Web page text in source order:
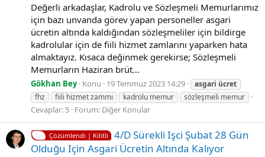
Değerli arkadaşlar, Kadrolu ve Sözleşmeli Memurlarımız
için bazı unvanda görev yapan personeller asgari
ücretin altında kaldığından sözleşmeliler için bildirge
kadrolular için de fiili hizmet zamlarını yaparken hata
almaktayız. Kısaca değinmek gerekirse; Sözleşmeli
Memurların Haziran brüt...
Gökhan Bey Konu 19 Temmuz 2023 14:29 asgari ücret
fhz
fiili hizmet zammı kadrolu memur sözleşmeli memur
Cevaplar: 5 Forum: Diğer Konular
Çözümlendi | Kilitli
4/D Sürekli Işci Şubat 28 Gün
Olduğu Için Asgari Ücretin Altında Kalıyor